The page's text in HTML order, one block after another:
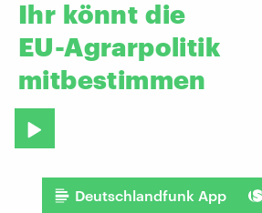
Ihr könnt die
EU-Agrarpolitik
mitbestimmen
Deutschlandfunk App